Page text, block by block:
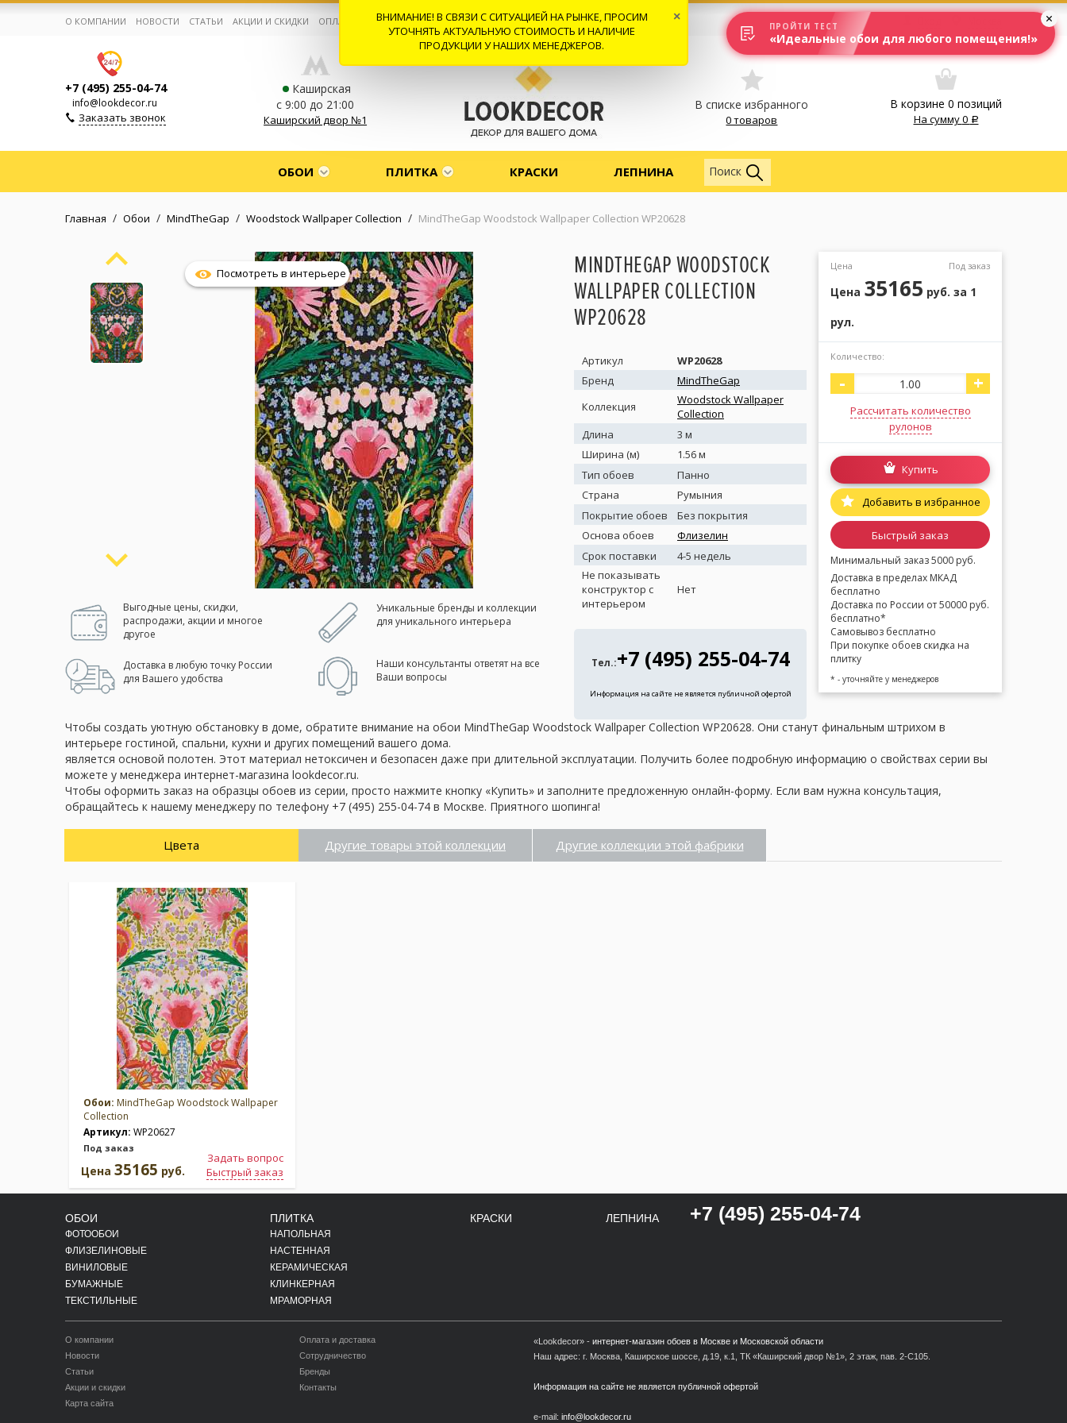
Корзина:0
Избранное:0 товаров
Каталог
Компания
Личный кабинет
Заказать обратный звонок
О КОМПАНИИ НОВОСТИ СТАТЬИ АКЦИИ И СКИДКИ ОПЛАТА И ДОСТАВКА СОТРУДНИЧЕСТВО КОНТАКТЫ ОТЗЫВЫ
+7 (495) 255-04-74
info@lookdecor.ru
Заказать звонок
Каширская
с 9:00 до 21:00
Каширский двор №1
В списке избранного
0 товаров
В корзине 0 позиций
На сумму0
ОБОИ ПЛИТКА КРАСКИ ЛЕПНИНА Обои
Поиск
Главная / Обои / MindTheGap / Woodstock Wallpaper Collection / MindTheGap Woodstock Wallpaper Collection WP20628
Посмотреть в интерьере
Выгодные цены, скидки,
распродажи, акции и многое
другое
Уникальные бренды и коллекции
для уникального интерьера
Доставка в любую точку России
для Вашего удобства
Наши консультанты ответят на все
Ваши вопросы
MINDTHEGAP WOODSTOCK
WALLPAPER COLLECTION
WP20628
Артикул
WP20628
Бренд
MindTheGap
Коллекция
Woodstock Wallpaper
Collection
Длина
3 м
Ширина (м)
1.56 м
Тип обоев
Панно
Страна
Румыния
Покрытие обоев
Без покрытия
Основа обоев
Флизелин
Срок поставки
4-5 недель
Не показывать
конструктор с
интерьером
Нет
Тел.:+7 (495) 255-04-74
Информация на сайте не является публичной офертой
Цена Под заказ
Цена 35165 руб. за 1
рул.
Количество:
- +
Рассчитать количество
рулонов
Купить
Добавить в избранное
Быстрый заказ
Минимальный заказ 5000 руб.
Доставка в пределах МКАД
бесплатно
Доставка по России от 50000 руб.
бесплатно*
Самовывоз бесплатно
При покупке обоев скидка на
плитку
* - уточняйте у менеджеров
Чтобы создать уютную обстановку в доме, обратите внимание на обои MindTheGap Woodstock Wallpaper Collection WP20628. Они станут финальным штрихом в
интерьере гостиной, спальни, кухни и других помещений вашего дома.
является основой полотен. Этот материал нетоксичен и безопасен даже при длительной эксплуатации. Получить более подробную информацию о свойствах серии вы
можете у менеджера интернет-магазина lookdecor.ru.
Чтобы оформить заказ на образцы обоев из серии, просто нажмите кнопку «Купить» и заполните предложенную онлайн-форму. Если вам нужна консультация,
обращайтесь к нашему менеджеру по телефону +7 (495) 255-04-74 в Москве. Приятного шопинга!
Цвета Другие товары этой коллекции Другие коллекции этой фабрики
Обои: MindTheGap Woodstock Wallpaper
Collection
Артикул: WP20627
Под заказ
Задать вопрос
Быстрый заказ
Цена 35165 руб.
ОБОИ
ФОТООБОИ
ФЛИЗЕЛИНОВЫЕ
ВИНИЛОВЫЕ
БУМАЖНЫЕ
ТЕКСТИЛЬНЫЕ
ПЛИТКА
НАПОЛЬНАЯ
НАСТЕННАЯ
КЕРАМИЧЕСКАЯ
КЛИНКЕРНАЯ
МРАМОРНАЯ
КРАСКИ ЛЕПНИНА +7 (495) 255-04-74
О компании
Новости
Статьи
Акции и скидки
Карта сайта
Оплата и доставка
Сотрудничество
Бренды
Контакты
«Lookdecor» - интернет-магазин обоев в Москве и Московской области
Наш адрес: г. Москва, Каширское шоссе, д.19, к.1, ТК «Каширский двор №1», 2 этаж, пав. 2-С105.
Информация на сайте не является публичной офертой
e-mail: info@lookdecor.ru
ВНИМАНИЕ! В СВЯЗИ С СИТУАЦИЕЙ НА РЫНКЕ, ПРОСИМ
УТОЧНЯТЬ АКТУАЛЬНУЮ СТОИМОСТЬ И НАЛИЧИЕ
ПРОДУКЦИИ У НАШИХ МЕНЕДЖЕРОВ.
×
ПРОЙТИ ТЕСТ
«Идеальные обои для любого помещения!»